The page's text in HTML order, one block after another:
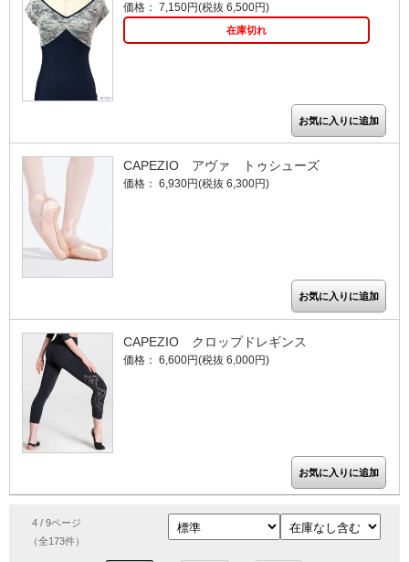
価格： 7,150円(税抜 6,500円)
在庫切れ
CAPEZIO アヴァ トゥシューズ
価格： 6,930円(税抜 6,300円)
CAPEZIO クロップドレギンス
価格： 6,600円(税抜 6,000円)
4 / 9ページ
（全173件）